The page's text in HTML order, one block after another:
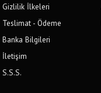
Gizlilik İlkeleri
Teslimat - Ödeme
Banka Bilgileri
İletişim
S.S.S.